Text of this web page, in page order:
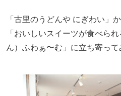
「古里のうどんや にぎわい」
「おいしいスイーツが食べら
ん）ふわぁ〜む」に立ち寄って